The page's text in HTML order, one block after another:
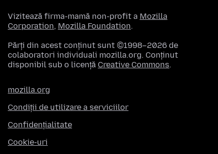
Vizitează firma-mamă non-profit a Mozilla
Corporation, Mozilla Foundation.
Părți din acest conținut sunt ©1998–2026 de
colaboratori individuali mozilla.org. Conținut
disponibil sub o licență Creative Commons.
mozilla.org
Condiții de utilizare a serviciilor
Confidențialitate
Cookie-uri